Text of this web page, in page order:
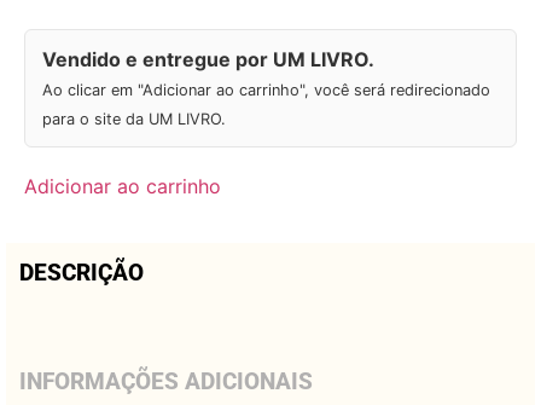
Vendido e entregue por UM LIVRO.
Ao clicar em "Adicionar ao carrinho", você será redirecionado
para o site da UM LIVRO.
Adicionar ao carrinho
DESCRIÇÃO
INFORMAÇÕES ADICIONAIS